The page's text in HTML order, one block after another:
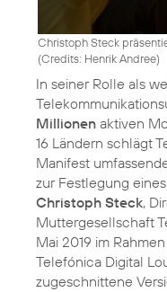
Christoph Steck
(Credits: Henrik Andree)
In seiner Rolle als
Millionen aktiven
16 Ländern schlägt
Manifest
zur Festlegung
Christoph Steck,
Muttergesellschaft
Mai 2019 im
Telefónica Digital
zugeschnittene